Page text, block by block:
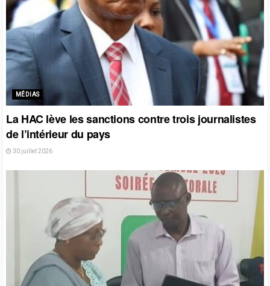
MÉDIAS
La HAC lève les sanctions contre trois journalistes
de l’intérieur du pays
30 juillet 2026